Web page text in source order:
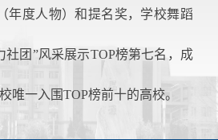
年度人物）和提名奖，学校舞蹈
社团”风采展示TOP榜第七名，成
唯一入围TOP榜前十的高校。